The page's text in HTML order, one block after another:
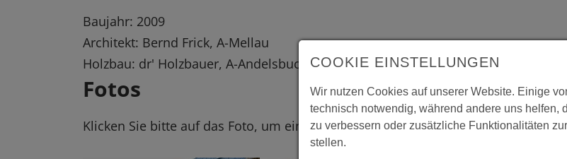
Baujahr: 2009
Architekt: Bernd Frick, A-Mellau
Holzbau: dr' Holzbauer, A-Andelsbuch
Fotos
Klicken Sie bitte auf das Foto, um eine vergrößerte Darstellung zu erhalten.
COOKIE EINSTELLUNGEN
Wir nutzen Cookies auf unserer Website. Einige
technisch notwendig, während andere uns helfen,
zu verbessern oder zusätzliche Funktionalitäten
stellen.